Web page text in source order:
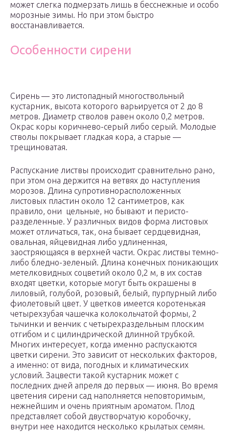
может слегка подмерзать лишь в бесснежные и особо
морозные зимы. Но при этом быстро
восстанавливается.
Особенности сирени
Сирень — это листопадный многоствольный
кустарник, высота которого варьируется от 2 до 8
метров. Диаметр стволов равен около 0,2 метров.
Окрас коры коричнево-серый либо серый. Молодые
стволы покрывает гладкая кора, а старые —
трещиноватая.
Распускание листвы происходит сравнительно рано,
при этом она держится на ветвях до наступления
морозов. Длина супротивнорасположенных
листовых пластин около 12 сантиметров, как
правило, они цельные, но бывают и перисто-
разделенные. У различных видов форма листовых
может отличаться, так, она бывает сердцевидная,
овальная, яйцевидная либо удлиненная,
заостряющаяся в верхней части. Окрас листвы темно-
либо бледно-зеленый. Длина конечных поникающих
метелковидных соцветий около 0,2 м, в их состав
входят цветки, которые могут быть окрашены в
лиловый, голубой, розовый, белый, пурпурный либо
фиолетовый цвет. У цветков имеется коротенькая
четырехзубая чашечка колокольчатой формы, 2
тычинки и венчик с четырехраздельным плоским
отгибом и с цилиндрической длинной трубкой.
Многих интересует, когда именно распускаются
цветки сирени. Это зависит от нескольких факторов,
а именно: от вида, погодных и климатических
условий. Зацвести такой кустарник может с
последних дней апреля до первых — июня. Во время
цветения сирени сад наполняется неповторимым,
нежнейшим и очень приятным ароматом. Плод
представляет собой двустворчатую коробочку,
внутри нее находится несколько крылатых семян.